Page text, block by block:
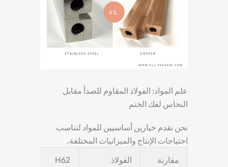
علم المواد: الفولاذ المقاوم للصدأ مقابل
النحاس لفك الختم
نحن نقدم خيارين أساسيين للمواد لتناسب
احتياجات الإنتاج والميزانيات المختلفة.
مقارنة
الفولاذ
H62